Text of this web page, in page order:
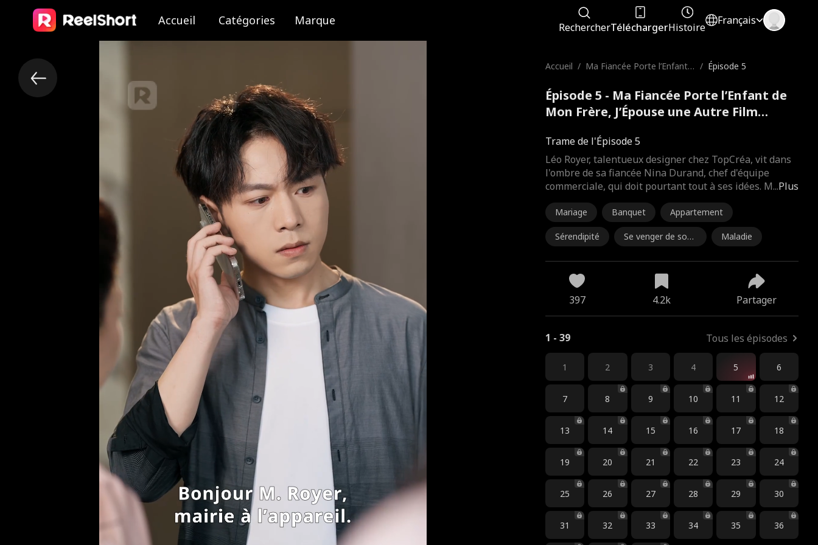
Accueil Catégories Marque RechercherTéléchargerHistoire
Français
Accueil / Ma Fiancée Porte l’Enfant d
Autre
/ Épisode 5
Épisode 5 - Ma Fiancée Porte l’Enfant de
Mon Frère, J’Épouse une Autre Film
Trame de l'Épisode 5
Plus
Léo Royer, talentueux designer chez TopCréa, vit dans
l'ombre de sa fiancée Nina Durand, chef d'équipe
commerciale, qui doit pourtant tout à ses idées. M...
Mariage Banquet Appartement
Sérendipité
Se venger de son
Maladie
397 4.2k Partager
1 - 39 Tous les épisodes
1 2 3 4 5 6
7 8 9 10 11 12
13 14 15 16 17 18
19 20 21 22 23 24
25 26 27 28 29 30
31 32 33 34 35 36